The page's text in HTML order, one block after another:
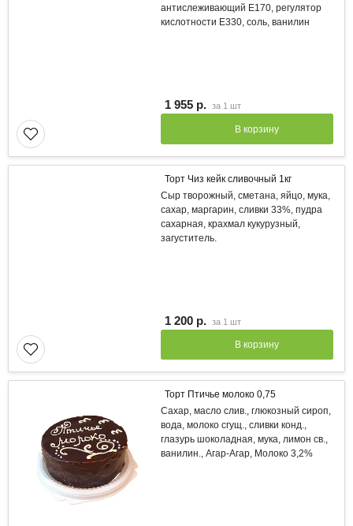
антислеживающий Е170, регулятор
кислотности Е330, соль, ванилин
1 955 р. за 1 шт
В корзину
Торт Чиз кейк сливочный 1кг
Сыр творожный, сметана, яйцо, мука,
сахар, маргарин, сливки 33%, пудра
сахарная, крахмал кукурузный,
загуститель.
1 200 р. за 1 шт
В корзину
Торт Птичье молоко 0,75
Сахар, масло слив., глюкозный сироп,
вода, молоко сгущ., сливки конд.,
глазурь шоколадная, мука, лимон св.,
ванилин., Агар-Агар, Молоко 3,2%